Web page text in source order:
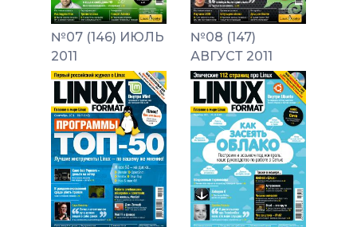
№07 (146) ИЮЛЬ
2011
№08 (147)
АВГУСТ 2011